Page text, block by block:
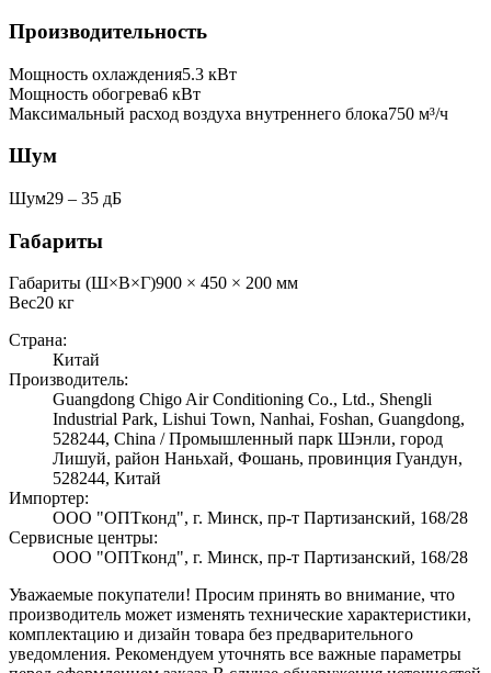
Производительность
Мощность охлаждения5.3 кВт
Мощность обогрева6 кВт
Максимальный расход воздуха внутреннего блока750 м³/ч
Шум
Шум29 ‒ 35 дБ
Габариты
Габариты (Ш×В×Г)900 × 450 × 200 мм
Вес20 кг
Страна:
Китай
Производитель:
Guangdong Chigo Air Conditioning Co., Ltd., Shengli
Industrial Park, Lishui Town, Nanhai, Foshan, Guangdong,
528244, China / Промышленный парк Шэнли, город
Лишуй, район Наньхай, Фошань, провинция Гуандун,
528244, Китай
Импортер:
ООО "ОПТконд", г. Минск, пр-т Партизанский, 168/28
Сервисные центры:
ООО "ОПТконд", г. Минск, пр-т Партизанский, 168/28
Уважаемые покупатели! Просим принять во внимание, что
производитель может изменять технические характеристики,
комплектацию и дизайн товара без предварительного
уведомления. Рекомендуем уточнять все важные параметры